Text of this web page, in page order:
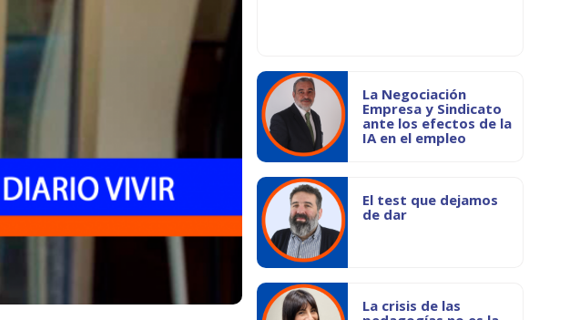
La Negociación
Empresa y Sindicato
ante los efectos de la
IA en el empleo
El test que dejamos
de dar
La crisis de las